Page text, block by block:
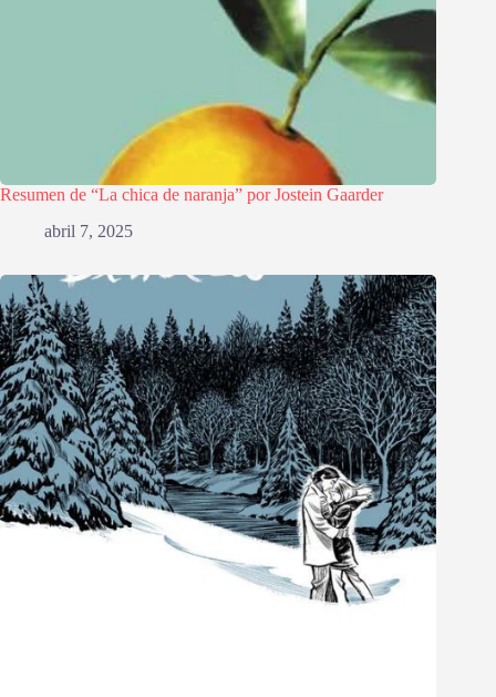
Resumen de “La chica de naranja” por Jostein Gaarder
abril 7, 2025